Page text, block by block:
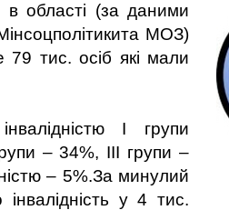
області (за даними
МОЗ)
79 тис. осіб які мали
І групи
– 34%, ІІІ групи –
– 5%.За минулий
у 4 тис.